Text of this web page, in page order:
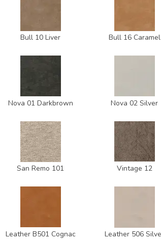
Bull 10 Liver Bull 16 Caramel
Nova 01 Darkbrown Nova 02 Silver
San Remo 101 Vintage 12
Leather B501 Cognac Leather 506